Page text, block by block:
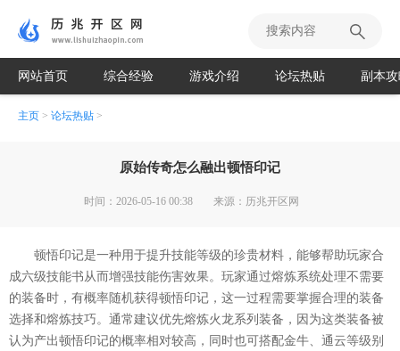
网站首页 综合经验 游戏介绍 论坛热贴 副本
主页 > 论坛热贴 >
原始传奇怎么融出顿悟印记
时间：2026-05-16 00:38 来源：历兆开区网
顿悟印记是一种用于提升技能等级的珍贵材料，能够帮助玩家合
成六级技能书从而增强技能伤害效果。玩家通过熔炼系统处理不需要
的装备时，有概率随机获得顿悟印记，这一过程需要掌握合理的装备
选择和熔炼技巧。通常建议优先熔炼火龙系列装备，因为这类装备被
认为产出顿悟印记的概率相对较高，同时也可搭配金牛、通云等级别